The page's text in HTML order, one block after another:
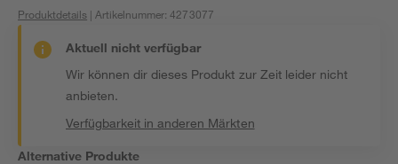
Produktdetails | Artikelnummer:4273077
Aktuell nicht verfügbar
Wir können dir dieses Produkt zur Zeit leider nicht
anbieten.
Verfügbarkeit in anderen Märkten
Alternative Produkte